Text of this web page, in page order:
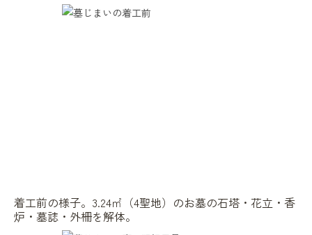
着工前の様子。3.24㎡（4聖地）のお墓の石塔・花立・香
炉・墓誌・外柵を解体。